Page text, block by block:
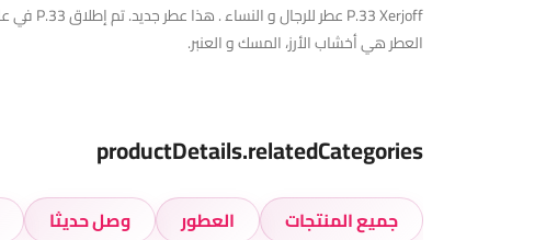
العطر هي أخشاب الأرز، المسك و العنبر.
productDetails.relatedCategories
جميع المنتجات العطور وصل حديثا